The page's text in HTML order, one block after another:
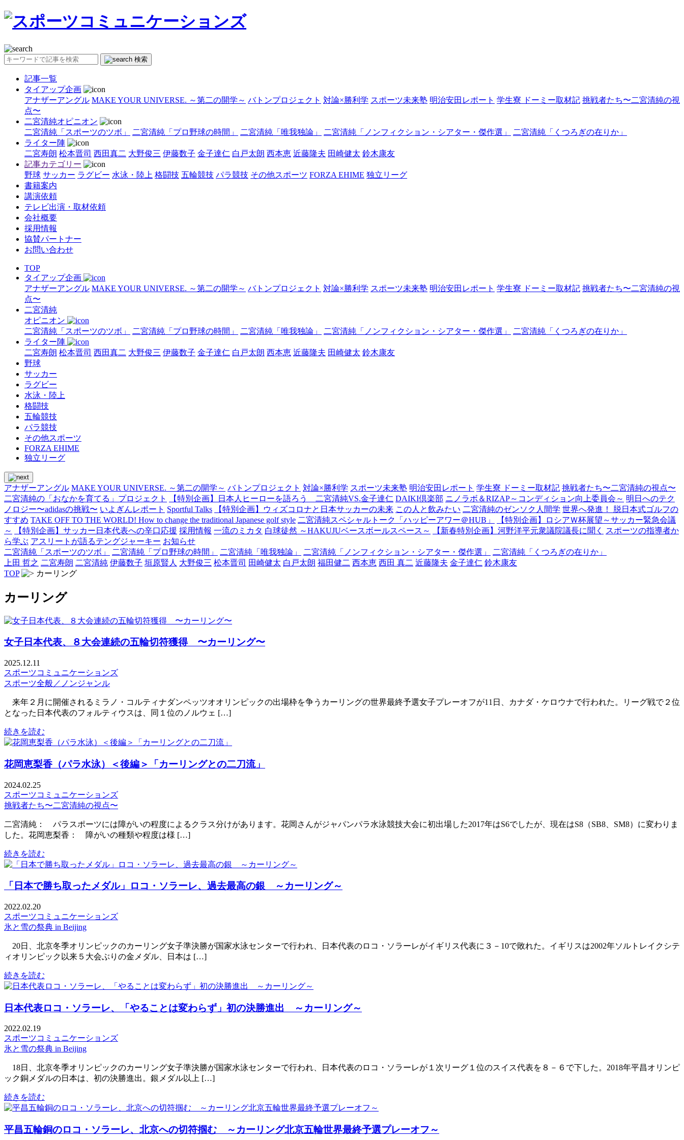
検索
記事一覧
タイアップ企画
アナザーアングル MAKE YOUR UNIVERSE. ～第二の開学～ バトンプロジェクト 対論×勝利学 スポーツ未来塾 明治安田レポート 学生寮 ドーミー取材記 挑戦者たち〜二宮清純の視
点〜
二宮清純オピニオン
二宮清純「スポーツのツボ」
二宮清純「プロ野球の時間」 二宮清純「唯我独論」 二宮清純「ノンフィクション・シアター・傑作選」
二宮清純「くつろぎの在りか」
ライター陣
二宮寿朗 松本晋司 西田真二 大野俊三 伊藤数子 金子達仁 白戸太朗 西本恵 近藤隆夫 田崎健太 鈴木康友
記事カテゴリー
野球 サッカー ラグビー 水泳・陸上 格闘技 五輪競技 パラ競技 その他スポーツ FORZA EHIME 独立リーグ
書籍案内
講演依頼
テレビ出演・取材依頼
会社概要
採用情報
協賛パートナー
お問い合わせ
TOP
タイアップ企画
アナザーアングル MAKE YOUR UNIVERSE. ～第二の開学～ バトンプロジェクト 対論×勝利学 スポーツ未来塾 明治安田レポート 学生寮 ドーミー取材記 挑戦者たち〜二宮清純の視
点〜
二宮清純
オピニオン
二宮清純「スポーツのツボ」
二宮清純「プロ野球の時間」 二宮清純「唯我独論」 二宮清純「ノンフィクション・シアター・傑作選」
二宮清純「くつろぎの在りか」
ライター陣
二宮寿朗 松本晋司 西田真二 大野俊三 伊藤数子 金子達仁 白戸太朗 西本恵 近藤隆夫 田崎健太 鈴木康友
野球
サッカー
ラグビー
水泳・陸上
格闘技
五輪競技
パラ競技
その他スポーツ
FORZA EHIME
独立リーグ
アナザーアングル MAKE YOUR UNIVERSE. ～第二の開学～ バトンプロジェクト 対論×勝利学 スポーツ未来塾 明治安田レポート 学生寮 ドーミー取材記 挑戦者たち〜二宮清純の視点〜
二宮清純の「おなかを育てる」プロジェクト
【特別企画】日本人ヒーローを語ろう 二宮清純VS.金子達仁 DAIKI倶楽部 ニノラボ＆RIZAP～コンディション向上委員会～ 明日へのテク
ノロジー〜adidasの挑戦〜 いよぎんレポート Sportful Talks 【特別企画】ウィズコロナと日本サッカーの未来 この人と飲みたい 二宮清純のゼンソク人間学 世界へ発進！ 脱日本式ゴルフの
すすめ TAKE OFF TO THE WORLD! How to change the traditional Japanese golf style 二宮清純スペシャルトーク「ハッピーアワー＠HUB」
【特別企画】ロシアＷ杯展望～サッカー緊急会議
～
【特別企画】サッカー日本代表への辛口応援 採用情報 一流のミカタ 白球徒然 ～HAKUJUベースボールスペース～ 【新春特別企画】河野洋平元衆議院議長に聞く
スポーツの指導者か
ら学ぶ アスリートが語るテングジャーキー お知らせ
二宮清純「スポーツのツボ」
二宮清純「プロ野球の時間」 二宮清純「唯我独論」 二宮清純「ノンフィクション・シアター・傑作選」
二宮清純「くつろぎの在りか」
上田 哲之 二宮寿朗 二宮清純 伊藤数子 垣原賢人 大野俊三 松本晋司 田崎健太 白戸太朗 福田健二 西本恵 西田 真二 近藤隆夫 金子達仁 鈴木康友
TOP
カーリング
カーリング
女子日本代表、８大会連続の五輪切符獲得 〜カーリング〜
2025.12.11
スポーツコミュニケーションズ
スポーツ全般／ノンジャンル
来年２月に開催されるミラノ・コルティナダンペッツオオリンピックの出場枠を争うカーリングの世界最終予選女子プレーオフが11日、カナダ・ケロウナで行われた。リーグ戦で２位
となった日本代表のフォルティウスは、同１位のノルウェ […]
続きを読む
花岡恵梨香（パラ水泳）＜後編＞「カーリングとの二刀流」
2024.02.25
スポーツコミュニケーションズ
挑戦者たち〜二宮清純の視点〜
二宮清純： パラスポーツには障がいの程度によるクラス分けがあります。花岡さんがジャパンパラ水泳競技大会に初出場した2017年はS6でしたが、現在はS8（SB8、SM8）に変わりま
した。花岡恵梨香： 障がいの種類や程度は様 […]
続きを読む
「日本で勝ち取ったメダル」ロコ・ソラーレ、過去最高の銀 ～カーリング～
2022.02.20
スポーツコミュニケーションズ
氷と雪の祭典 in Beijing
20日、北京冬季オリンピックのカーリング女子準決勝が国家水泳センターで行われ、日本代表のロコ・ソラーレがイギリス代表に３－10で敗れた。イギリスは2002年ソルトレイクシテ
ィオリンピック以来５大会ぶりの金メダル、日本は […]
続きを読む
日本代表ロコ・ソラーレ、「やることは変わらず」初の決勝進出 ～カーリング～
2022.02.19
スポーツコミュニケーションズ
氷と雪の祭典 in Beijing
18日、北京冬季オリンピックのカーリング女子準決勝が国家水泳センターで行われ、日本代表のロコ・ソラーレが１次リーグ１位のスイス代表を８－６で下した。2018年平昌オリンピ
ック銅メダルの日本は、初の決勝進出。銀メダル以上 […]
続きを読む
平昌五輪銅のロコ・ソラーレ、北京への切符掴む ～カーリング北京五輪世界最終予選プレーオフ～